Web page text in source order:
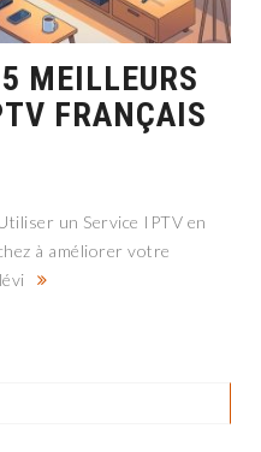
MEILLEURS
FRANÇAIS
un Service IPTV en
à améliorer votre